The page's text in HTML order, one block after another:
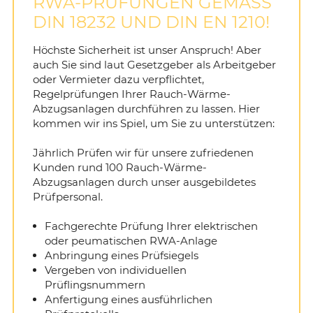
SPRECHANLAGEN
WARMWASSERBEREITUNG
BAUSTELLENVERTEILER
NOTBELEUCHTUNG
ECHECK
GERÄTEPRÜFUNGEN
RWA-PRÜFUNGEN
NETZWERKTECHNIK/GLASFASER
BAUSTELLENVERTEILER
Siemens
DIN 18232 UND DIN EN 1210!
Höchste Sicherheit ist unser Anspruch! Aber
auch Sie sind laut Gesetzgeber als Arbeitgeber
oder Vermieter dazu verpflichtet,
Regelprüfungen Ihrer Rauch-Wärme-
Abzugsanlagen durchführen zu lassen. Hier
kommen wir ins Spiel, um Sie zu unterstützen:
Jährlich Prüfen wir für unsere zufriedenen
Kunden rund 100 Rauch-Wärme-
Abzugsanlagen durch unser ausgebildetes
Prüfpersonal.
Fachgerechte Prüfung Ihrer elektrischen
oder peumatischen RWA-Anlage
Anbringung eines Prüfsiegels
Vergeben von individuellen
Prüflingsnummern
Anfertigung eines ausführlichen